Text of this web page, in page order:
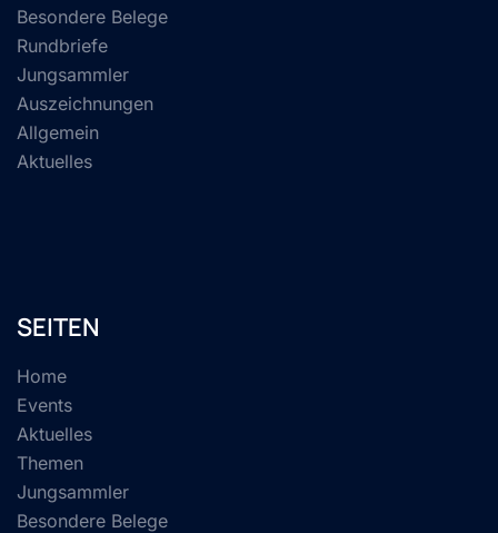
Besondere Belege
Rundbriefe
Jungsammler
Auszeichnungen
Allgemein
Aktuelles
SEITEN
Home
Events
Aktuelles
Themen
Jungsammler
Besondere Belege